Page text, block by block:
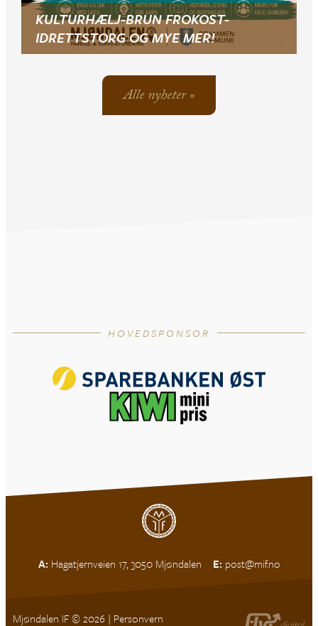
KULTURHÆLJ-BRUN FROKOST-
IDRETTSTORG OG MYE MER!
Alle nyheter »
HOVEDSPONSOR
A:Hagatjernveien 17, 3050 Mjøndalen E: post@mif.no
Mjøndalen IF © 2026 | Personvern